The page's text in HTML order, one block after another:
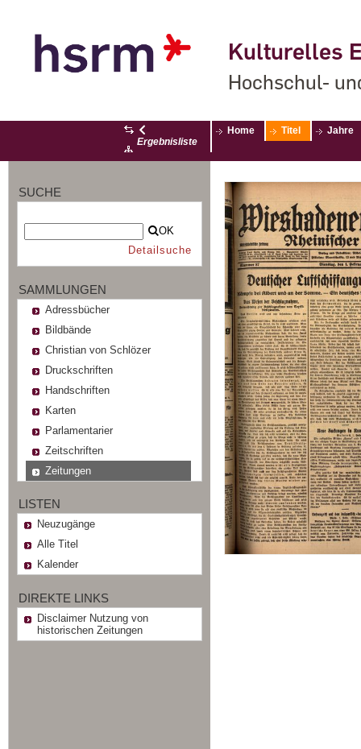
Kulturelles
Hochschul-
Ergebnisliste
Home Titel Jahre
SUCHE
OK
Detailsuche
SAMMLUNGEN
Adressbücher
Bildbände
Christian von Schlözer
Druckschriften
Handschriften
Karten
Parlamentarier
Zeitschriften
Zeitungen
LISTEN
Neuzugänge
Alle Titel
Kalender
DIREKTE LINKS
Disclaimer Nutzung von
historischen Zeitungen